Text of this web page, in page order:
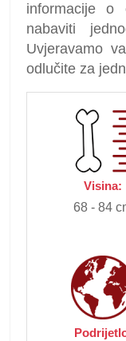
informacije o
nabaviti
Uvjeravamo
odlučite za
Visina:
68 - 84